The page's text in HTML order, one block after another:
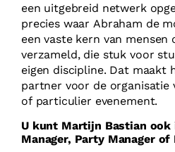
een uitgebreid netwerk
precies waar Abraham de
een vaste kern van mensen
verzameld, die stuk voor
eigen discipline. Dat maakt
partner voor de organisatie
of particulier evenement.
U kunt Martijn Bastian ook
Manager, Party Manager